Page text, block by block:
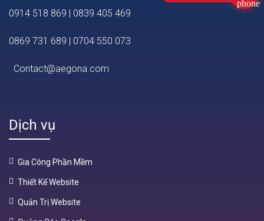
0914 518 869 | 0839 405 469
0869 731 689 | 0704 550 073
Contact@aegona.com
Dịch vụ
Gia Công Phần Mềm
Thiết Kế Website
Quản Trị Website